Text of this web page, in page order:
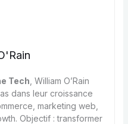
Tech , William O’Rain
dans leur croissance
marketing web,
Objectif : transformer